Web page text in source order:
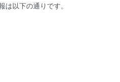
以下の通りです。